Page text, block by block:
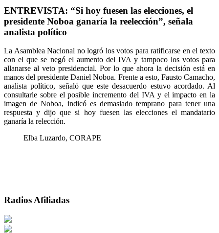
ENTREVISTA: “Si hoy fuesen las elecciones, el
presidente Noboa ganaría la reelección”, señala
analista político
La Asamblea Nacional no logró los votos para ratificarse en el texto
con el que se negó el aumento del IVA y tampoco los votos para
allanarse al veto presidencial. Por lo que ahora la decisión está en
manos del presidente Daniel Noboa. Frente a esto, Fausto Camacho,
analista político, señaló que este desacuerdo estuvo acordado. Al
consultarle sobre el posible incremento del IVA y el impacto en la
imagen de Noboa, indicó es demasiado temprano para tener una
respuesta y dijo que si hoy fuesen las elecciones el mandatario
ganaría la relección.
Elba Luzardo, CORAPE
Radios Afiliadas